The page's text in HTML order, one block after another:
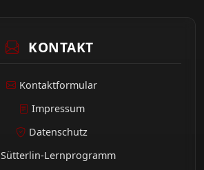
KONTAKT
Kontaktformular
Impressum
Datenschutz
Sütterlin-Lernprogramm